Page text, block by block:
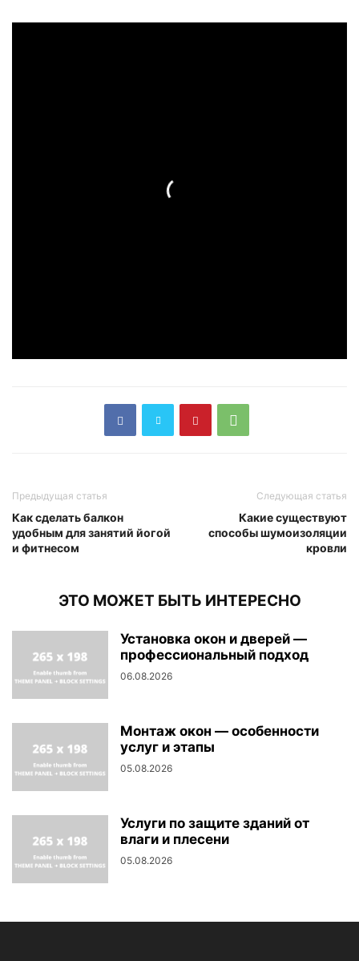
Предыдущая статья
Как сделать балкон
удобным для занятий йогой
и фитнесом
Следующая статья
Какие существуют
способы шумоизоляции
кровли
ЭТО МОЖЕТ БЫТЬ ИНТЕРЕСНО
Установка окон и дверей —
профессиональный подход
06.08.2026
Монтаж окон — особенности
услуг и этапы
05.08.2026
Услуги по защите зданий от
влаги и плесени
05.08.2026